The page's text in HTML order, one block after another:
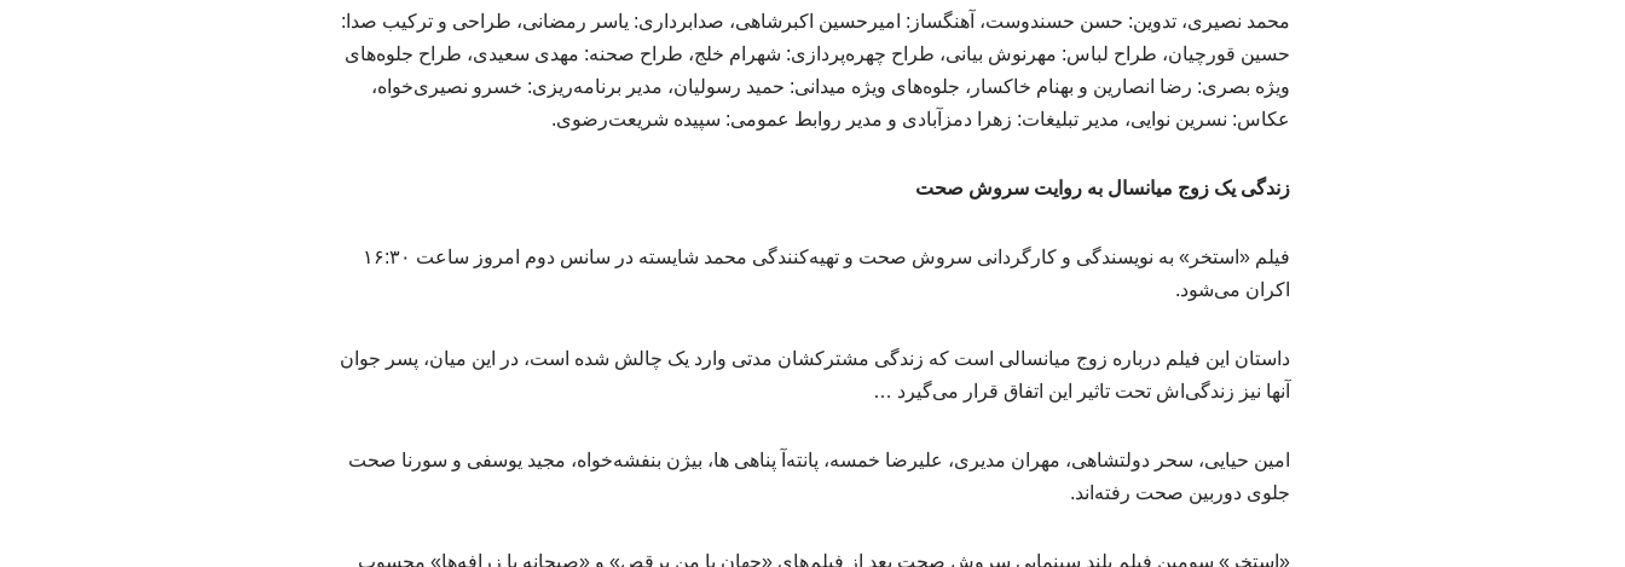
محمد نصیری، تدوین: حسن حسندوست، آهنگساز: امیرحسین اکبرشاهی، صدابرداری: یاسر رمضانی، طراحی و ترکیب صدا:
حسین قورچیان، طراح لباس: مهرنوش بیانی، طراح چهره‌پردازی: شهرام خلج، طراح صحنه: مهدی سعیدی، طراح جلوه‌های
ویژه بصری: رضا انصارین و بهنام خاکسار، جلوه‌های ویژه میدانی: حمید رسولیان، مدیر برنامه‌ریزی: خسرو نصیری‌خواه،
عکاس: نسرین نوایی، مدیر تبلیغات: زهرا دمزآبادی و مدیر روابط عمومی: سپیده شریعت‌رضوی.
زندگی یک زوج میانسال به روایت سروش صحت
فیلم «استخر» به نویسندگی و کارگردانی سروش صحت و تهیه‌کنندگی محمد شایسته در سانس دوم امروز ساعت ۱۶:۳۰
اکران می‌شود.
داستان این فیلم درباره زوج میانسالی است که زندگی‌ مشترکشان مدتی وارد یک چالش شده است، در این میان، پسر جوان
آنها نیز زندگی‌اش تحت تاثیر این اتفاق قرار می‌گیرد …
امین حیایی، سحر دولتشاهی، مهران مدیری، علیرضا خمسه، پانته‌آ پناهی ها، بیژن بنفشه‌خواه، مجید یوسفی و سورنا صحت
جلوی دوربین صحت رفته‌اند.
«استخر» سومین فیلم بلند سینمایی سروش صحت بعد از فیلم‌های «جهان با من برقص» و «صبحانه با زرافه‌ها» محسوب